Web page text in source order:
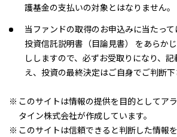
護基金の支払いの対象とはなりません。
当ファンドの取得のお申込みに当たっ
投資信託説明書（目論見書） をあらか
ししますので、必ずお受取りになり、
え、投資の最終決定はご自身でご判断下
このサイトは情報の提供を目的としてア
タイン株式会社が作成しています。
このサイトは信頼できると判断した情報